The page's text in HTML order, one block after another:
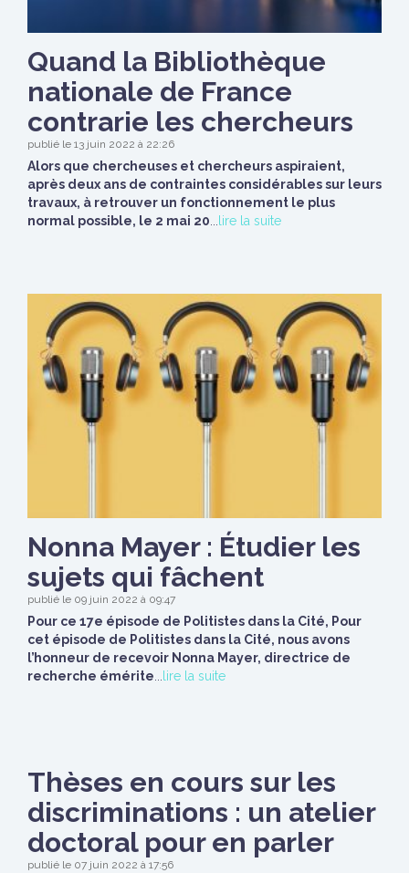
Quand la Bibliothèque
nationale de France
contrarie les chercheurs
publié le 13 juin 2022 à 22:26
Alors que chercheuses et chercheurs aspiraient,
après deux ans de contraintes considérables sur leurs
travaux, à retrouver un fonctionnement le plus
normal possible, le 2 mai 20...lire la suite
Nonna Mayer : Étudier les
sujets qui fâchent
publié le 09 juin 2022 à 09:47
Pour ce 17e épisode de Politistes dans la Cité, Pour
cet épisode de Politistes dans la Cité, nous avons
l’honneur de recevoir Nonna Mayer, directrice de
recherche émérite
lire la suite
Thèses en cours sur les
discriminations : un atelier
doctoral pour en parler
publié le 07 juin 2022 à 17:56